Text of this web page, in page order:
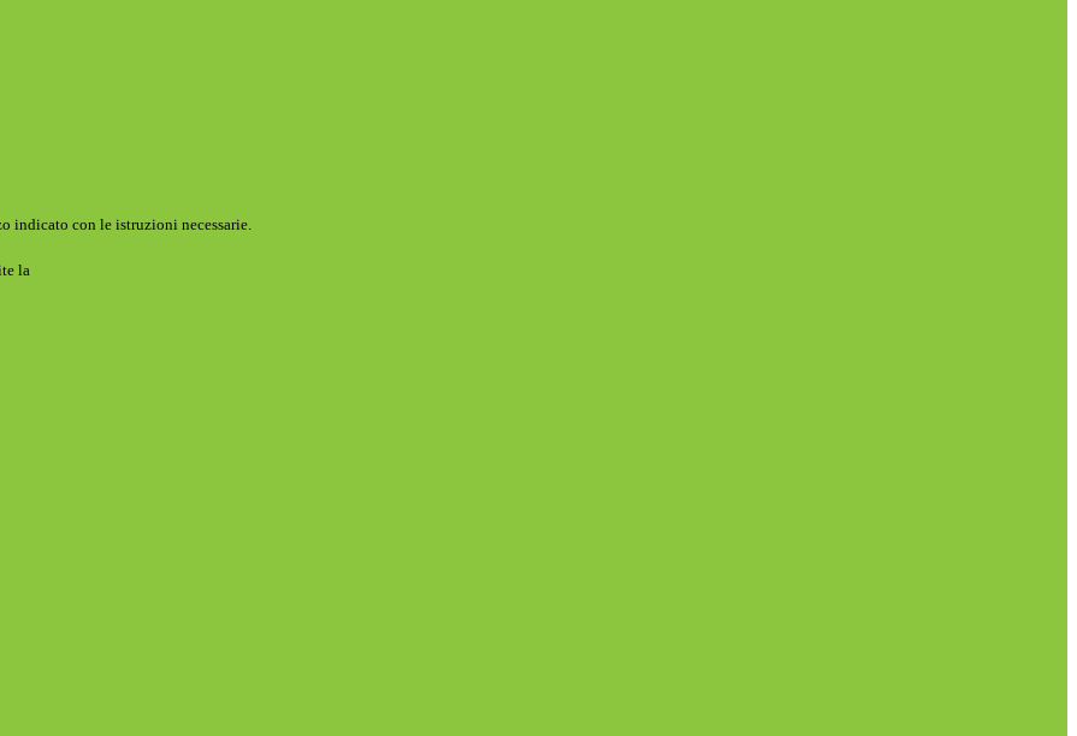
indicato con le istruzioni necessarie.
la